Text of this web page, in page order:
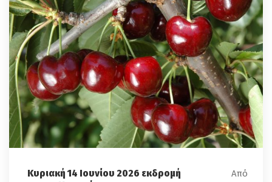
Κυριακή 14 Ιουνίου 2026 εκδρομή
Από